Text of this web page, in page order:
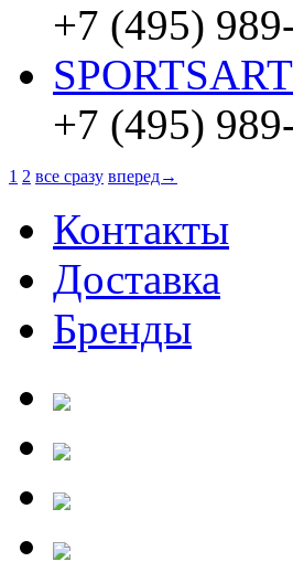
+7 (495)
+7 (495)
1 2 все сразу вперед→
Контакты
Доставка
Бренды